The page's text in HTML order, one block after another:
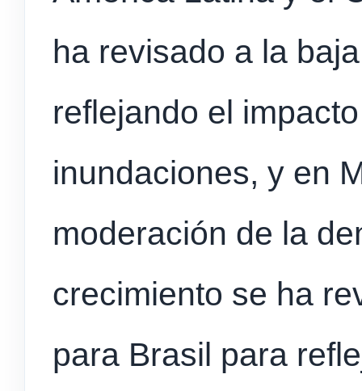
ha revisado a la
reflejando el
inundaciones, y en
moderación de la
crecimiento se ha
para Brasil para